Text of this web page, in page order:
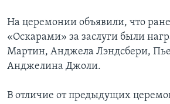
На церемонии объявили, что
«Оскарами» за заслуги были
Мартин, Анджела Лэндсбери,
Анджелина Джоли.
В отличие от предыдущих